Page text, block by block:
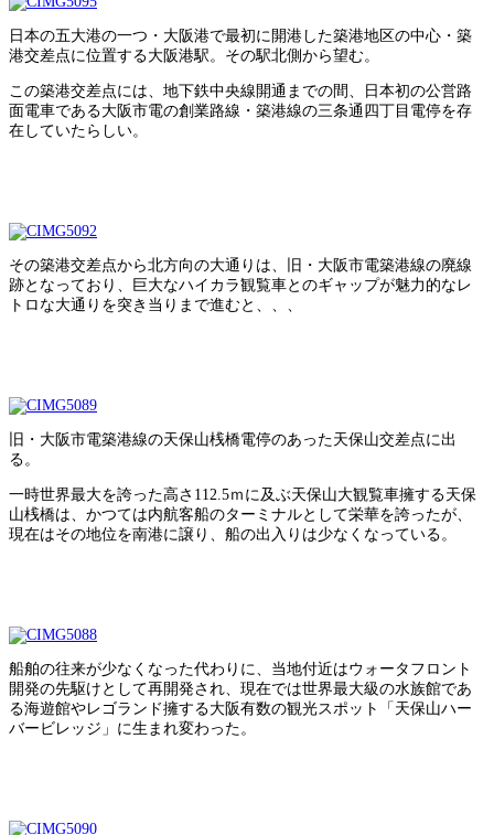
日本の五大港の一つ・大阪港で最初に開港した築港地区の中心・築
港交差点に位置する大阪港駅。その駅北側から望む。
この築港交差点には、地下鉄中央線開通までの間、日本初の公営路
面電車である大阪市電の創業路線・築港線の三条通四丁目電停を存
在していたらしい。
その築港交差点から北方向の大通りは、旧・大阪市電築港線の廃線
跡となっており、巨大なハイカラ観覧車とのギャップが魅力的なレ
トロな大通りを突き当りまで進むと、、、
旧・大阪市電築港線の天保山桟橋電停のあった天保山交差点に出
る。
一時世界最大を誇った高さ112.5ｍに及ぶ天保山大観覧車擁する天保
山桟橋は、かつては内航客船のターミナルとして栄華を誇ったが、
現在はその地位を南港に譲り、船の出入りは少なくなっている。
船舶の往来が少なくなった代わりに、当地付近はウォータフロント
開発の先駆けとして再開発され、現在では世界最大級の水族館であ
る海遊館やレゴランド擁する大阪有数の観光スポット「天保山ハー
バービレッジ」に生まれ変わった。